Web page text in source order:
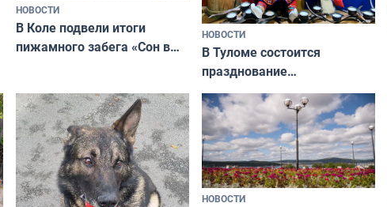
НОВОСТИ
В Коле подвели итоги
пижамного забега «Сон в
НОВОСТИ
В Туломе состоится
празднование
Международного дня
коренных народов мира
НОВОСТИ